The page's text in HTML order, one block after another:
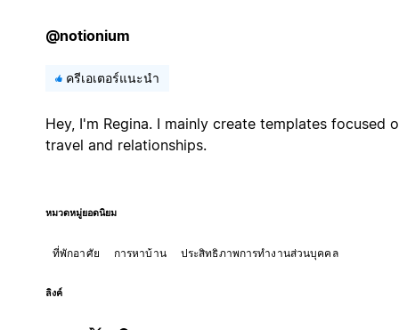
@notionium
ครีเอเตอร์แนะนำ
Hey, I'm Regina. I mainly create templates focused
travel and relationships.
หมวดหมู่ยอดนิยม
ที่พักอาศัย การหาบ้าน ประสิทธิภาพการทำงานส่วนบุคคล
ลิงค์